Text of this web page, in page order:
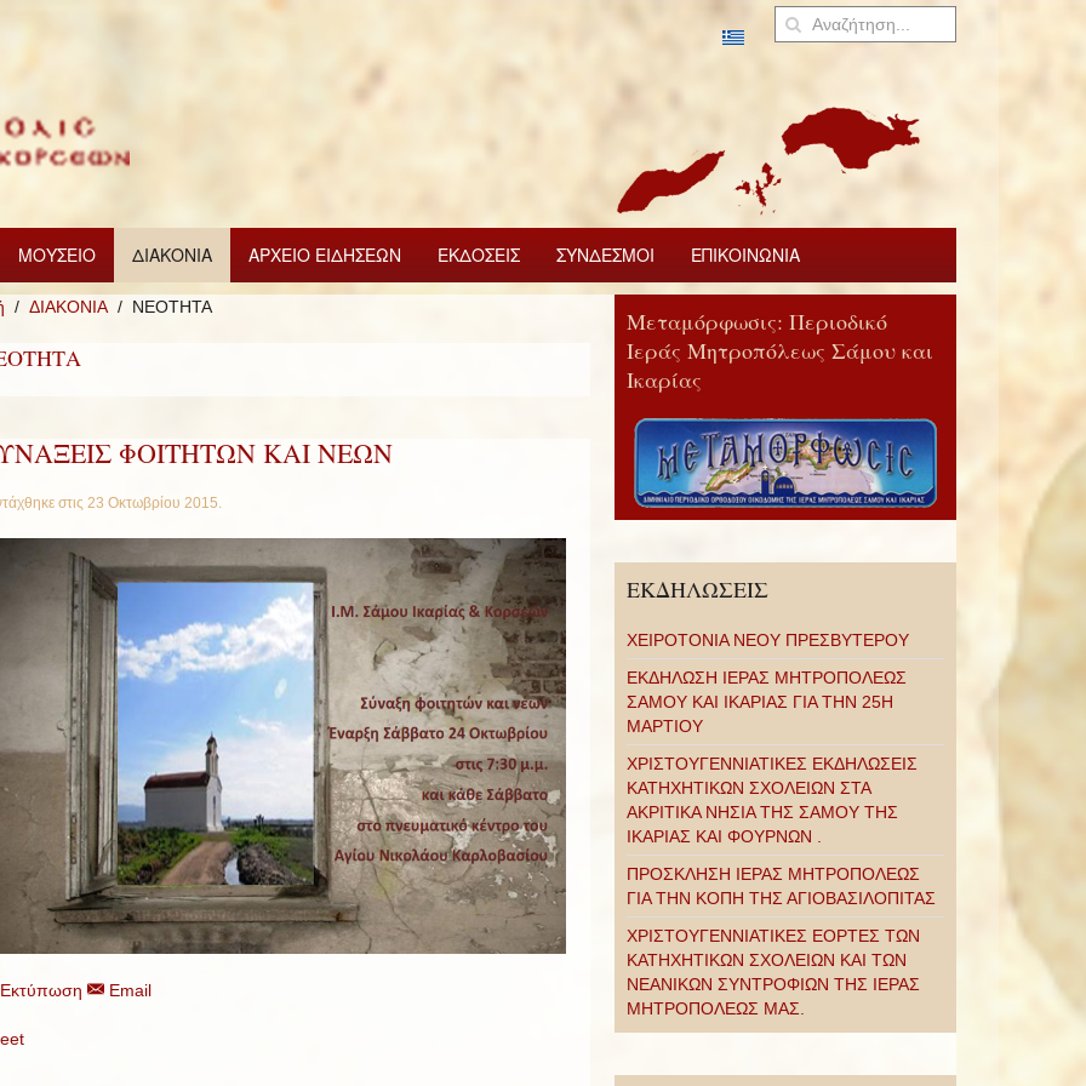
ΜΟΥΣΕΙΟ ΔΙΑΚΟΝΙΑ ΑΡΧΕΙΟ ΕΙΔΗΣΕΩΝ ΕΚΔΟΣΕΙΣ ΣΥΝΔΕΣΜΟΙ ΕΠΙΚΟΙΝΩΝΙΑ
ΔΙΑΚΟΝΙΑ ΝΕΟΤΗΤΑ
ΦΟΙΤΗΤΩΝ ΚΑΙ ΝΕΩΝ
στις 23 Οκτωβρίου 2015.
Email
Μεταμόρφωσις: Περιοδικό
Ιεράς Μητροπόλεως Σάμου και
Ικαρίας
ΕΚΔΗΛΩΣΕΙΣ
ΧΕΙΡΟΤΟΝΙΑ ΝΕΟΥ ΠΡΕΣΒΥΤΕΡΟΥ
ΕΚΔΗΛΩΣΗ ΙΕΡΑΣ ΜΗΤΡΟΠΟΛΕΩΣ
ΣΑΜΟΥ ΚΑΙ ΙΚΑΡΙΑΣ ΓΙΑ ΤΗΝ 25Η
ΜΑΡΤΙΟΥ
ΧΡΙΣΤΟΥΓΕΝΝΙΑΤΙΚΕΣ ΕΚΔΗΛΩΣΕΙΣ
ΚΑΤΗΧΗΤΙΚΩΝ ΣΧΟΛΕΙΩΝ ΣΤΑ
ΑΚΡΙΤΙΚΑ ΝΗΣΙΑ ΤΗΣ ΣΑΜΟΥ ΤΗΣ
ΙΚΑΡΙΑΣ ΚΑΙ ΦΟΥΡΝΩΝ .
ΠΡΟΣΚΛΗΣΗ ΙΕΡΑΣ ΜΗΤΡΟΠΟΛΕΩΣ
ΓΙΑ ΤΗΝ ΚΟΠΗ ΤΗΣ ΑΓΙΟΒΑΣΙΛΟΠΙΤΑΣ
ΧΡΙΣΤΟΥΓΕΝΝΙΑΤΙΚΕΣ ΕΟΡΤΕΣ ΤΩΝ
ΚΑΤΗΧΗΤΙΚΩΝ ΣΧΟΛΕΙΩΝ ΚΑΙ ΤΩΝ
ΝΕΑΝΙΚΩΝ ΣΥΝΤΡΟΦΙΩΝ ΤΗΣ ΙΕΡΑΣ
ΜΗΤΡΟΠΟΛΕΩΣ ΜΑΣ.